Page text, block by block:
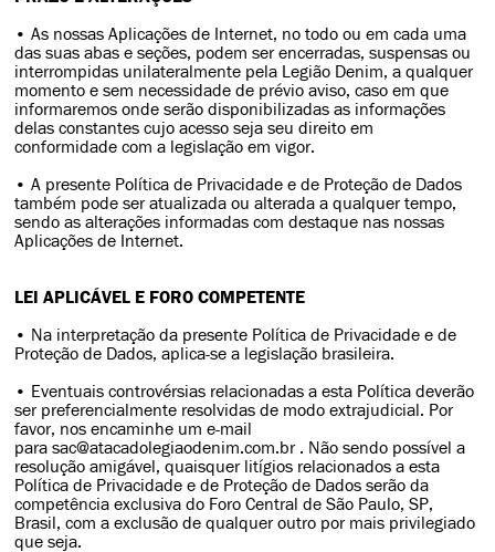
• As nossas Aplicações de Internet, no todo ou em cada uma
das suas abas e seções, podem ser encerradas, suspensas ou
interrompidas unilateralmente pela Legião Denim, a qualquer
momento e sem necessidade de prévio aviso, caso em que
informaremos onde serão disponibilizadas as informações
delas constantes cujo acesso seja seu direito em
conformidade com a legislação em vigor.
• A presente Política de Privacidade e de Proteção de Dados
também pode ser atualizada ou alterada a qualquer tempo,
sendo as alterações informadas com destaque nas nossas
Aplicações de Internet.
LEI APLICÁVEL E FORO COMPETENTE
• Na interpretação da presente Política de Privacidade e de
Proteção de Dados, aplica-se a legislação brasileira.
• Eventuais controvérsias relacionadas a esta Política deverão
ser preferencialmente resolvidas de modo extrajudicial. Por
favor, nos encaminhe um e-mail
para sac@atacadolegiaodenim.com.br . Não sendo possível a
resolução amigável, quaisquer litígios relacionados a esta
Política de Privacidade e de Proteção de Dados serão da
competência exclusiva do Foro Central de São Paulo, SP,
Brasil, com a exclusão de qualquer outro por mais privilegiado
que seja.